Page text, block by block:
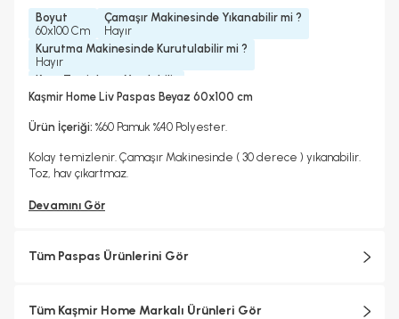
Boyut
60x100 Cm
Çamaşır Makinesinde Yıkanabilir mi ?
Hayır
Kurutma Makinesinde Kurutulabilir mi ?
Hayır
Kuru Temizleme Yapılabilir
Hayır
Kaşmir Home Liv Paspas Beyaz 60x100 cm
Ürün İçeriği: %60 Pamuk %40 Polyester.
Kolay temizlenir. Çamaşır Makinesinde ( 30 derece ) yıkanabilir.
Toz, hav çıkartmaz.
Devamını Gör
Tüm Paspas Ürünlerini Gör
Tüm Kaşmir Home Markalı Ürünleri Gör